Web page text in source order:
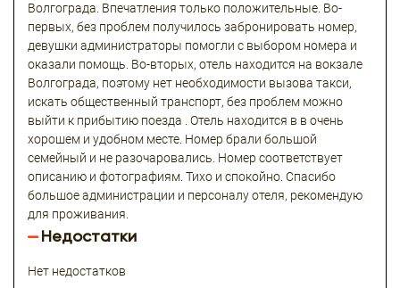
Волгограда. Впечатления только положительные. Во-
первых, без проблем получилось забронировать номер,
девушки администраторы помогли с выбором номера и
оказали помощь. Во-вторых, отель находится на вокзале
Волгограда, поэтому нет необходимости вызова такси,
искать общественный транспорт, без проблем можно
выйти к прибытию поезда . Отель находится в в очень
хорошем и удобном месте. Номер брали большой
семейный и не разочаровались. Номер соответствует
описанию и фотографиям. Тихо и спокойно. Спасибо
большое администрации и персоналу отеля, рекомендую
для проживания.
Недостатки
Нет недостатков